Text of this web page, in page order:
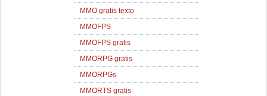
MMO gratis texto
MMOFPS
MMOFPS gratis
MMORPG gratis
MMORPGs
MMORTS gratis